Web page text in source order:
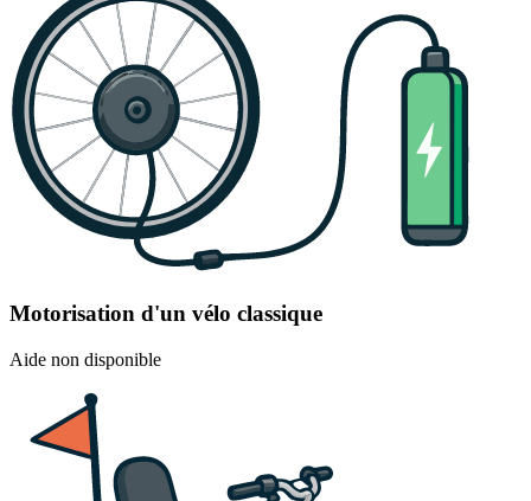
Motorisation d'un vélo classique
Aide non disponible